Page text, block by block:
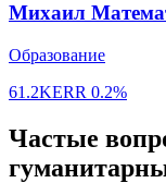
Михаил
Образование
61.2KERR 0.2%
Частые